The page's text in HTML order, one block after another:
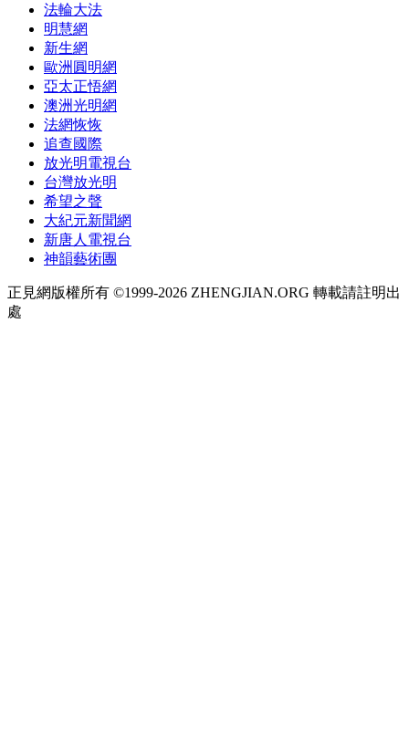
法輪大法
明慧網
新生網
歐洲圓明網
亞太正悟網
澳洲光明網
法網恢恢
追查國際
放光明電視台
台灣放光明
希望之聲
大紀元新聞網
新唐人電視台
神韻藝術團
正見網版權所有 ©1999-2026 ZHENGJIAN.ORG 轉載請註明出
處